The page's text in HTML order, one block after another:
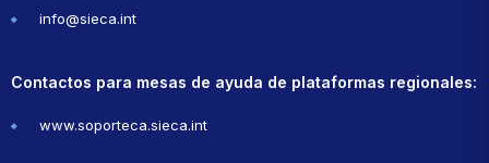
info@sieca.int
Contactos para mesas de ayuda de plataformas regionales:
www.soporteca.sieca.int